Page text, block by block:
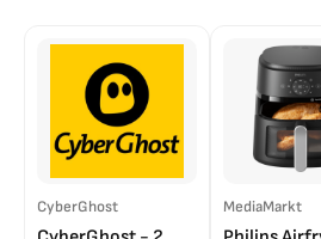
CyberGhost MediaMarkt